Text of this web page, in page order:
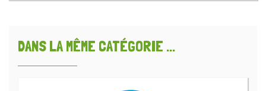
DANS LA MÊME CATÉGORIE ...